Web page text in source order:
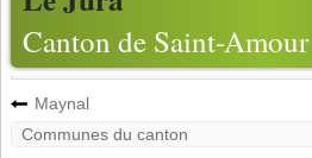
Canton de Saint-Amour
Maynal